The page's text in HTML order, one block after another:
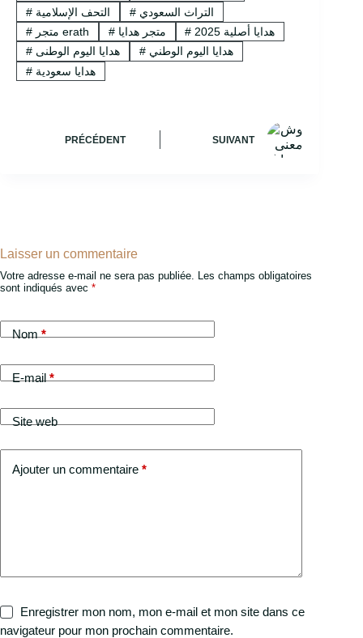
# التحف الإسلامية # التراث السعودي
#
متجر erath # متجر هدايا #
هدايا أصلية 2025
# هدايا اليوم الوطنى # هدايا اليوم الوطني
# هدايا سعودية
PRÉCÉDENT SUIVANT
Laisser un commentaire
Votre adresse e-mail ne sera pas publiée.
Les champs obligatoires
sont indiqués avec *
Nom*
E-mail*
Site web
Ajouter un commentaire *
Enregistrer mon nom, mon e-mail et mon site dans ce
navigateur pour mon prochain commentaire.